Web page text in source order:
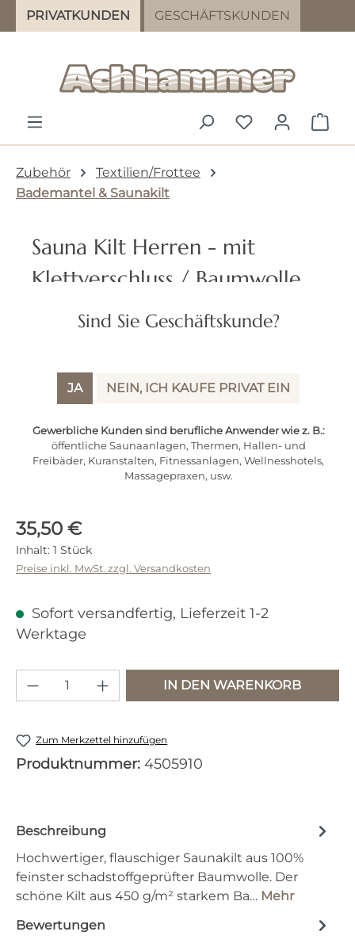
Zum Hauptinhalt springen
PRIVATKUNDEN GESCHÄFTSKUNDEN
Sind Sie Geschäftskunde?
JA NEIN, ICH KAUFE PRIVAT EIN
Gewerbliche Kunden sind berufliche Anwender wie z. B.:
öffentliche Saunaanlagen, Thermen, Hallen- und
Freibäder, Kuranstalten, Fitnessanlagen, Wellnesshotels,
Massagepraxen, usw.
DU HAST 0
Zubehör
Textilien/Frottee
Bademantel & Saunakilt
Sauna Kilt Herren - mit
Klettverschluss / Baumwolle
Bildergalerie überspringen
Regulärer Preis:
35,50 €
Inhalt: 1 Stück
Preise inkl. MwSt. zzgl. Versandkosten
Sofort versandfertig, Lieferzeit 1-2
Werktage
Produkt Anzahl: Gib den
IN DEN WARENKORB
Zum Merkzettel hinzufügen
Produktnummer: 4505910
Beschreibung
Hochwertiger, flauschiger Saunakilt aus 100%
feinster schadstoffgeprüfter Baumwolle. Der
schöne Kilt aus 450 g/m² starkem Ba… Mehr
Bewertungen